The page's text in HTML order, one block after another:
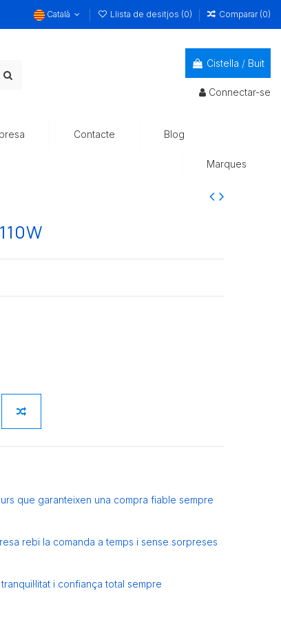
Català Llista de desitjos (0) Comparar (0)
Cistella / Buit
Connectar-se
Contacte Blog
Marques
que garanteixen una compra fiable sempre
rebi la comanda a temps i sense sorpreses
i confiança total sempre